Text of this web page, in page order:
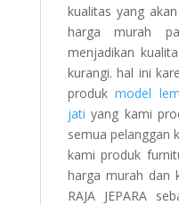
kualitas yang
harga murah
menjadikan
kurangi. hal ini
produkmodel
jati yang kami
semua pelanggan
kami produk
harga murah dan
RAJA JEPARA